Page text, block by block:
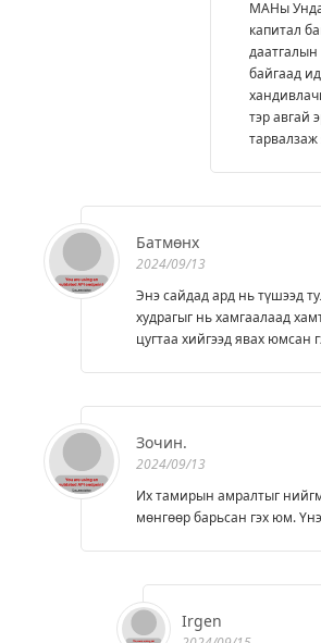
МАНы
капитал
байгаад
тэр авгай
Батмөнх
2024/09/13
Энэ сайдад ард нь түшээд
худрагыг нь хамгаалаад
цугтаа хийгээд явах юмсан
Зочин.
2024/09/13
Их тамирын амралтыг
мөнгөөр барьсан гэх юм.
Irgen